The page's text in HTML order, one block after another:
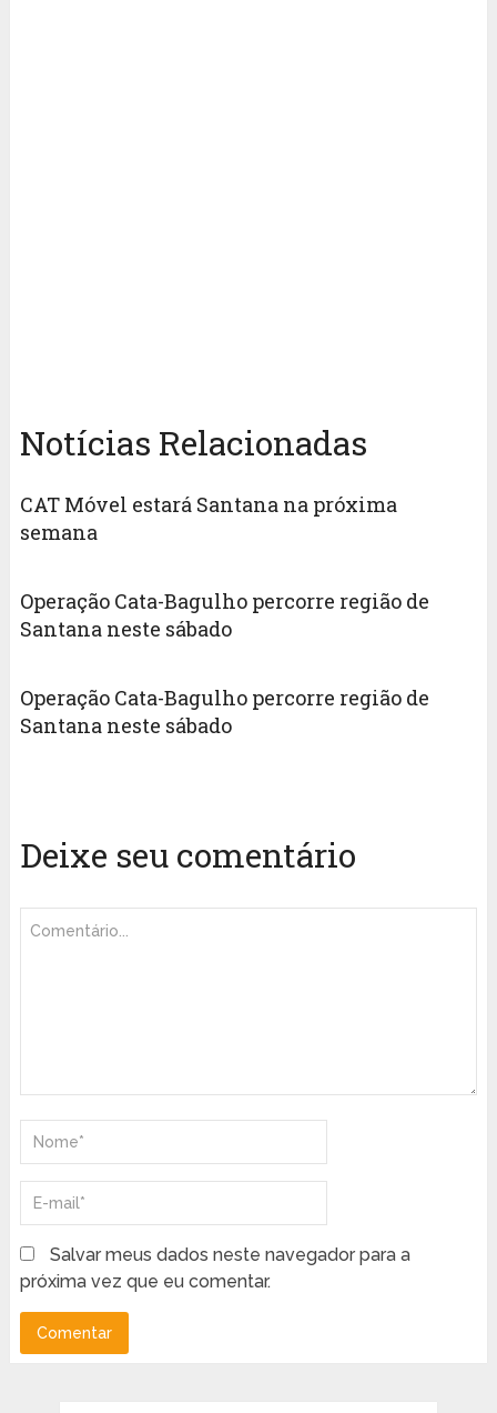
Notícias Relacionadas
CAT Móvel estará Santana na próxima
semana
Operação Cata-Bagulho percorre região de
Santana neste sábado
Operação Cata-Bagulho percorre região de
Santana neste sábado
Deixe seu comentário
Salvar meus dados neste navegador para a
próxima vez que eu comentar.